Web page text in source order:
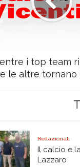
i top team
le altre tornano
Redazionali
Il calcio e
Lazzaro